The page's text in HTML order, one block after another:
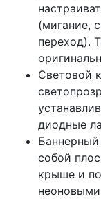
(мигание,
переход).
Световой
диодные
собой
крыше и